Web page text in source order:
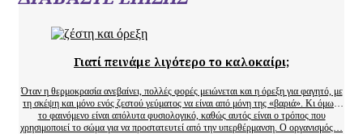
Γιατί πεινάμε λιγότερο το καλοκαίρι;
Όταν η θερμοκρασία ανεβαίνει, πολλές φορές μειώνεται και η όρεξη για φαγητό, με
τη σκέψη και μόνο ενός ζεστού γεύματος να είναι από μόνη της «βαριά». Κι όμως,
το φαινόμενο είναι απόλυτα φυσιολογικό, καθώς αυτός είναι ο τρόπος που
χρησιμοποιεί το σώμα για να προστατευτεί από την υπερθέρμανση. Ο οργανισμός…